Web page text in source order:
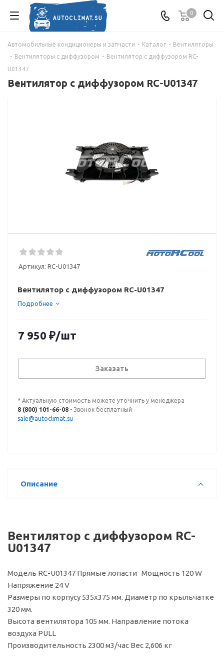
0
Автомобильные кондиционеры и запчасти - Каталог - Вентиляторы
- Вентиляторы с диффузором - Вентилятор с диффузором RC-
U01347
Вентилятор с диффузором RC-U01347
Артикул: RC-U01347
Вентилятор с диффузором RC-U01347
Подробнее
7 950 ₽/шт
Заказать
* Актуальную стоимость можете уточнить у менеджера
8 (800) 101-66-08 - Звонок бесплатный
sale@autoclimat.su
Описание
Вентилятор с диффузором RC-
U01347
Модель RC-U01347 Прямые лопасти Мощность 120 W
Напряжение 24 V
Размеры по корпусу 535х375 мм. Диаметр по крыльчатке
320 мм.
Высота вентилятора 105 мм. Направление потока
воздуха PULL
Производительность 2300 м3/час Вес 2,606 кг